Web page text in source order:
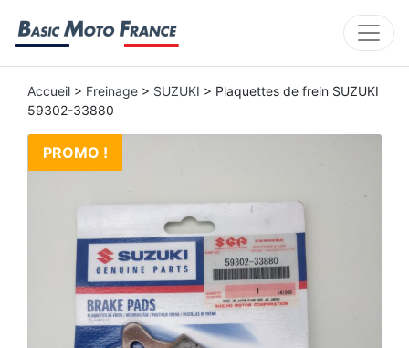
Accueil > Freinage > SUZUKI > Plaquettes de frein SUZUKI
59302-33880
PROMO !